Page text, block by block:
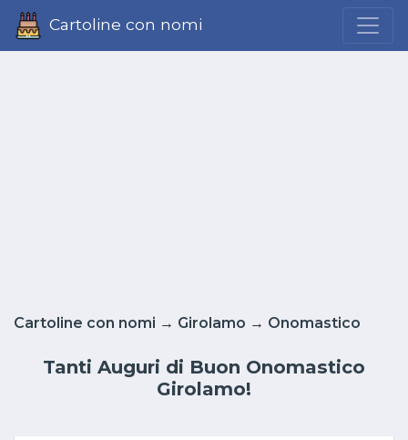
Cartoline con nomi
Cartoline con nomi → Girolamo → Onomastico
Tanti Auguri di Buon Onomastico
Girolamo!